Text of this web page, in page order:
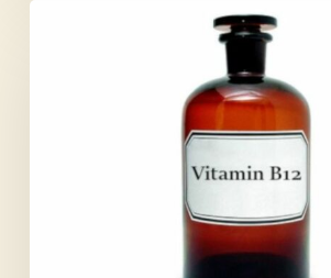
Gemüsefermentation